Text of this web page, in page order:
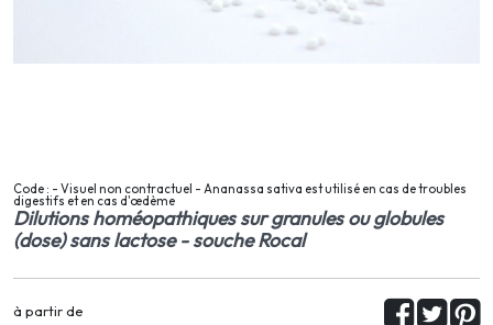
Code : - Visuel non contractuel - Ananassa sativa est utilisé en cas de troubles
digestifs et en cas d'œdème
Dilutions homéopathiques sur granules ou globules
(dose) sans lactose - souche Rocal
à partir de